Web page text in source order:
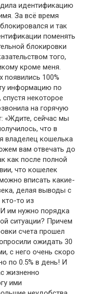
идентификацию
За всё время
и так
поменять
блокировки
того,
кроме меня.
появились 100%
информацию по
некоторое
на горячую
«Ждите, сейчас мы
что в
владелец кошелька
вам отвечать до
как после полной
что кошелек
вписать какие-
делая выводы с
кто-то из
им нужно порядка
ситуации? Причем
счета прошел
ожидать 30
с него очень скоро
по 0.5% в день! И
жизненно
ими